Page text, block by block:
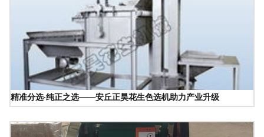
精准分选·纯正之选——安丘正昊花生色选机助力产业升级